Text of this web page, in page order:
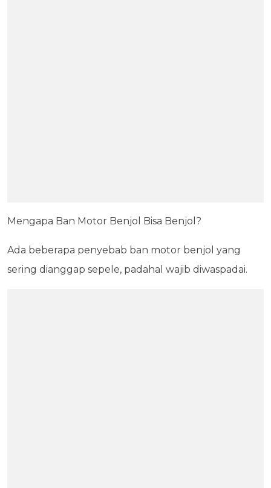
Mengapa Ban Motor Benjol Bisa Benjol?
Ada beberapa penyebab ban motor benjol yang
sering dianggap sepele, padahal wajib diwaspadai.